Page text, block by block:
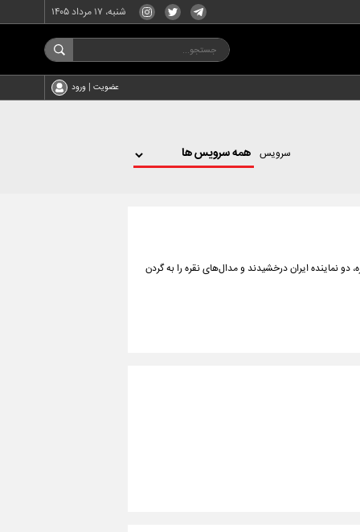
شنبه، ۱۷ مرداد ۱۴۰۵
عضویت | ورود
سرویس
دو نماینده ایران درخشیدند و مدال‌های نقره را به گردن